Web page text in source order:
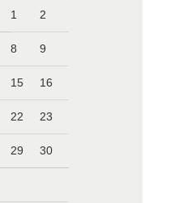
1 2
8 9
15 16
22 23
29 30